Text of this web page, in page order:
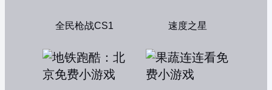
全民枪战CS1 速度之星